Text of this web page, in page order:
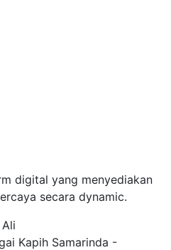
digital yang menyediakan
secara dynamic.
Kapih Samarinda -